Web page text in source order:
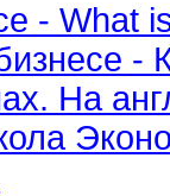
- What
-
На